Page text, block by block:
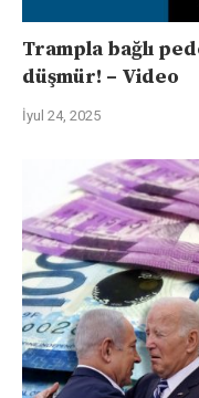
Trampla bağlı
düşmür! – Video
İyul 24, 2025